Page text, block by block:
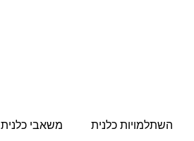
השתלמויות כלנית משאבי כלנית